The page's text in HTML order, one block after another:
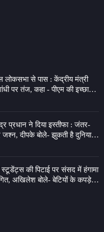
लोकसभा से पास : केंद्रीय मंत्री
पर तंज, कहा - पीएम की इच्छा
प्रधान ने दिया इस्तीफा : जंतर-
जश्न, दीपके बोले- झुकती है दुनिया,
स्टूडेंट्स की पिटाई पर संसद में हंगामा
अखिलेश बोले- बेटियों के कपड़े